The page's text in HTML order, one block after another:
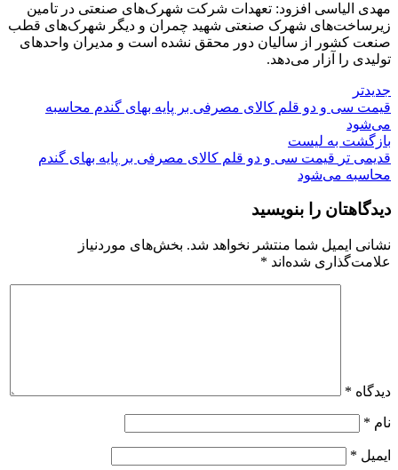
مهدی الیاسی افزود: تعهدات شرکت شهرک‌های صنعتی در تامین
زیرساخت‌های شهرک صنعتی شهید چمران و دیگر شهرک‌های قطب
صنعت کشور از سالیان دور محقق نشده است و مدیران واحدهای
تولیدی را آزار می‌دهد.
جدیدتر
قیمت سی و دو قلم کالای مصرفی بر پایه بهای گندم محاسبه
می‌شود
بازگشت به لیست
قدیمی تر قیمت سی و دو قلم کالای مصرفی بر پایه بهای گندم
محاسبه می‌شود
دیدگاهتان را بنویسید
نشانی ایمیل شما منتشر نخواهد شد. بخش‌های موردنیاز
علامت‌گذاری شده‌اند *
دیدگاه *
نام *
ایمیل *